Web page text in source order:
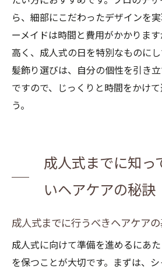
ら、細部にこだわったデザインを
ーメイドは時間と費用がかかりま
高く、成人式の日を特別なものにし
髪飾り選びは、自分の個性を引き
ですので、じっくりと時間をかけ
う。
成人式までに知っ
いヘアケアの秘訣
成人式までに行うべきヘアケア
成人式に向けて準備を進めるにあ
を保つことが大切です。まずは、